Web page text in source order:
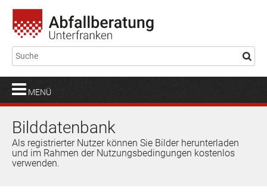
MENÜ
Bilddatenbank
Als registrierter Nutzer können Sie Bilder herunterladen
und im Rahmen der Nutzungsbedingungen kostenlos
verwenden.